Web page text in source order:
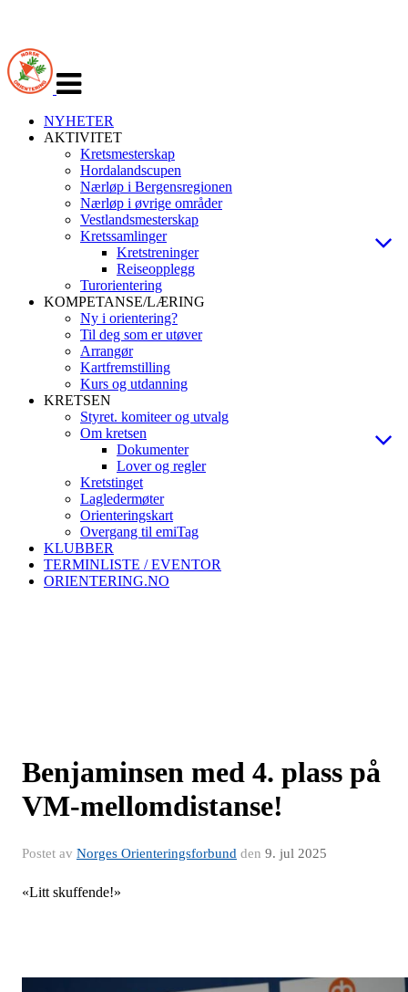
navigasjon
NYHETER
AKTIVITET
Kretsmesterskap
Hordalandscupen
Nærløp i Bergensregionen
Nærløp i øvrige områder
Vestlandsmesterskap
Kretssamlinger
Kretstreninger
Reiseopplegg
Turorientering
KOMPETANSE/LÆRING
Ny i orientering?
Til deg som er utøver
Arrangør
Kartfremstilling
Kurs og utdanning
KRETSEN
Styret. komiteer og utvalg
Om kretsen
Dokumenter
Lover og regler
Kretstinget
Lagledermøter
Orienteringskart
Overgang til emiTag
KLUBBER
TERMINLISTE / EVENTOR
ORIENTERING.NO
Benjaminsen med 4. plass på
VM-mellomdistanse!
Postet av Norges Orienteringsforbund den 9. jul 2025
«Litt skuffende!»